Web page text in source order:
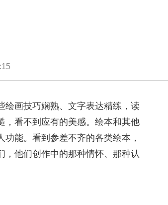
绘画技巧娴熟、文字表达精练，读
，看不到应有的美感。绘本和其他
能。看到参差不齐的各类绘本，
，他们创作中的那种情怀、那种认